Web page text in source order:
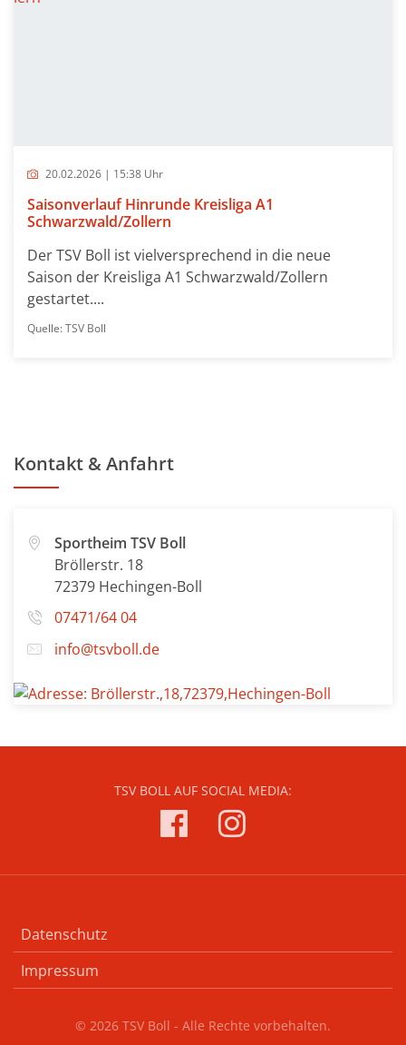
20.02.2026 | 15:38 Uhr
Saisonverlauf Hinrunde Kreisliga A1
Schwarzwald/Zollern
Der TSV Boll ist vielversprechend in die neue
Saison der Kreisliga A1 Schwarzwald/Zollern
gestartet....
Quelle: TSV Boll
Kontakt & Anfahrt
Sportheim TSV Boll
Bröllerstr. 18
72379 Hechingen-Boll
07471/64 04
info@tsvboll.de
TSV BOLL AUF SOCIAL MEDIA:
Datenschutz
Impressum
© 2026 TSV Boll - Alle Rechte vorbehalten.